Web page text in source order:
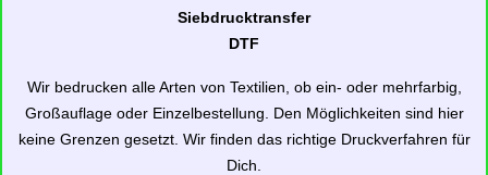
Siebdrucktransfer
DTF
Wir bedrucken alle Arten von Textilien, ob ein- oder mehrfarbig,
Großauflage oder Einzelbestellung. Den Möglichkeiten sind hier
keine Grenzen gesetzt. Wir finden das richtige Druckverfahren für
Dich.